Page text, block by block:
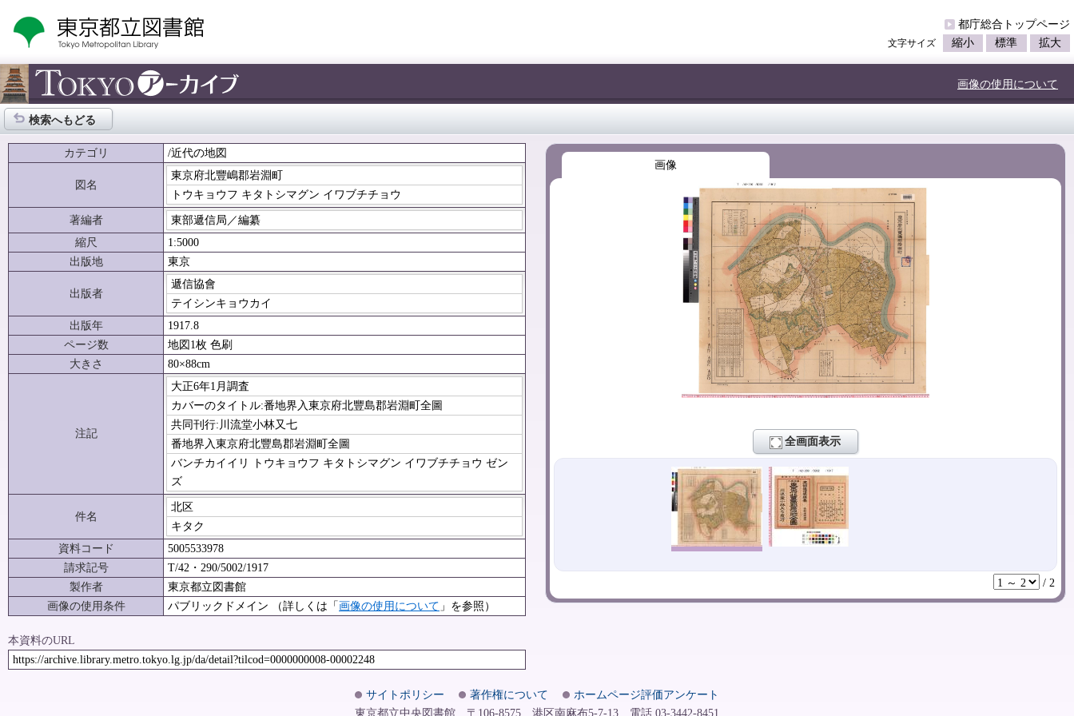
都庁総合トップページ
文字サイズ 縮小 標準 拡大
画像の使用について
検索へもどる
カテゴリ /近代の地図
図名
東京府北豐嶋郡岩淵町
トウキョウフ キタトシマグン イワブチチョウ
著編者
東部遞信局／編纂
縮尺
1:5000
出版地
東京
出版者
遞信協會
テイシンキョウカイ
出版年
1917.8
ページ数
地図1枚 色刷
大きさ
80×88cm
注記
大正6年1月調査
カバーのタイトル:番地界入東京府北豐島郡岩淵町全圖
共同刊行:川流堂小林又七
番地界入東京府北豐島郡岩淵町全圖
バンチカイイリ トウキョウフ キタトシマグン イワブチチョウ ゼン
ズ
件名
北区
キタク
資料コード
5005533978
請求記号
T/42・290/5002/1917
製作者
東京都立図書館
画像の使用条件
パブリックドメイン （詳しくは「画像の使用について 」を参照）
本資料のURL
https://archive.library.metro.tokyo.lg.jp/da/detail?tilcod=0000000008-00002248
画像
全画面表示
/ 2
サイトポリシー 著作権について
ホームページ評価アンケート
東京都立中央図書館 〒106-8575 港区南麻布5-7-13 電話 03-3442-8451